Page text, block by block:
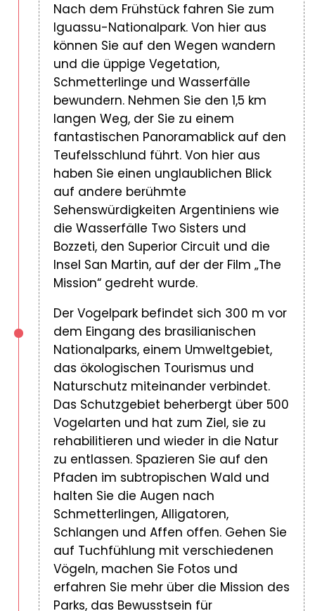
Nach dem Frühstück fahren Sie zum
Iguassu-Nationalpark. Von hier aus
können Sie auf den Wegen wandern
und die üppige Vegetation,
Schmetterlinge und Wasserfälle
bewundern. Nehmen Sie den 1,5 km
langen Weg, der Sie zu einem
fantastischen Panoramablick auf den
Teufelsschlund führt. Von hier aus
haben Sie einen unglaublichen Blick
auf andere berühmte
Sehenswürdigkeiten Argentiniens wie
die Wasserfälle Two Sisters und
Bozzeti, den Superior Circuit und die
Insel San Martin, auf der der Film „The
Mission“ gedreht wurde.
Der Vogelpark befindet sich 300 m vor
dem Eingang des brasilianischen
Nationalparks, einem Umweltgebiet,
das ökologischen Tourismus und
Naturschutz miteinander verbindet.
Das Schutzgebiet beherbergt über 500
Vogelarten und hat zum Ziel, sie zu
rehabilitieren und wieder in die Natur
zu entlassen. Spazieren Sie auf den
Pfaden im subtropischen Wald und
halten Sie die Augen nach
Schmetterlingen, Alligatoren,
Schlangen und Affen offen. Gehen Sie
auf Tuchfühlung mit verschiedenen
Vögeln, machen Sie Fotos und
erfahren Sie mehr über die Mission des
Parks, das Bewusstsein für